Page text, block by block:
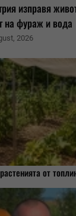
изправя
на фураж и вода
2026
от